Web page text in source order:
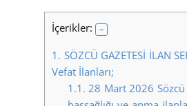
İçerikler:
1. SÖZCÜ GAZETESİ İLAN
Vefat İlanları;
1.1. 28 Mart 2026